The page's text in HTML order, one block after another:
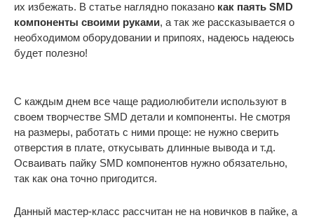
их избежать. В статье наглядно показано как паять SMD
компоненты своими руками, а так же рассказывается о
необходимом оборудовании и припоях, надеюсь надеюсь
будет полезно!
С каждым днем все чаще радиолюбители используют в
своем творчестве SMD детали и компоненты. Не смотря
на размеры, работать с ними проще: не нужно сверить
отверстия в плате, откусывать длинные вывода и т.д.
Осваивать пайку SMD компонентов нужно обязательно,
так как она точно пригодится.
Данный мастер-класс рассчитан не на новичков в пайке, а